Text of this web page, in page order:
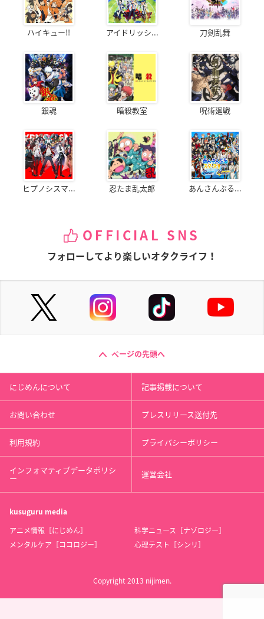
ハイキュー!! アイドリッシ... 刀剣乱舞
銀魂 暗殺教室 呪術廻戦
ヒプノシスマ... 忍たま乱太郎 あんさんぶる...
OFFICIAL SNS
フォローしてより楽しいオタクライフ！
ページの先頭へ
にじめんについて 記事掲載について
お問い合わせ プレスリリース送付先
利用規約 プライバシーポリシー
インフォマティブデータポリシ
ー 運営会社
kusuguru media
アニメ情報［にじめん］
科学ニュース［ナゾロジー］
メンタルケア［ココロジー］
心理テスト［シンリ］
Copyright 2013 nijimen.